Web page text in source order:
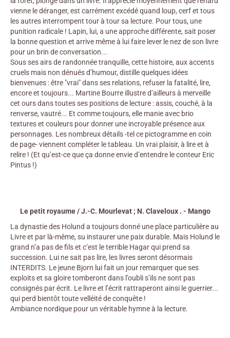
vienne le déranger, est carrément excédé quand loup, cerf et tous
les autres interrompent tour à tour sa lecture. Pour tous, une
punition radicale ! Lapin, lui, a une approche différente, sait poser
la bonne question et arrive même à lui faire lever le nez de son livre
pour un brin de conversation...
Sous ses airs de randonnée tranquille, cette histoire, aux accents
cruels mais non dénués d’humour, distille quelques idées
bienvenues : être "vrai" dans ses relations, refuser la fatalité, lire,
encore et toujours... Martine Bourre illustre d’ailleurs à merveille
cet ours dans toutes ses positions de lecture : assis, couché, à la
renverse, vautré... Et comme toujours, elle manie avec brio
textures et couleurs pour donner une incroyable présence aux
personnages. Les nombreux détails -tel ce pictogramme en coin
de page- viennent compléter le tableau. Un vrai plaisir, à lire et à
relire ! (Et qu’est-ce que ça donne envie d’entendre le conteur Eric
Pintus !)
Le petit royaume / J.-C. Mourlevat ; N. Claveloux . - Mango
La dynastie des Holund a toujours donné une place particulière au
Livre et par là-même, su instaurer une paix durable. Mais Holund le
grand n’a pas de fils et c’est le terrible Hagar qui prend sa
succession. Lui ne sait pas lire, les livres seront désormais
INTERDITS. Le jeune Bjorn lui fait un jour remarquer que ses
exploits et sa gloire tomberont dans l’oubli s’ils ne sont pas
consignés par écrit. Le livre et l’écrit rattraperont ainsi le guerrier...
qui perd bientôt toute velléité de conquête !
Ambiance nordique pour un véritable hymne à la lecture.